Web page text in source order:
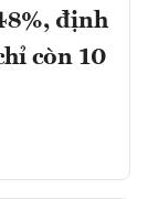
định
còn 10